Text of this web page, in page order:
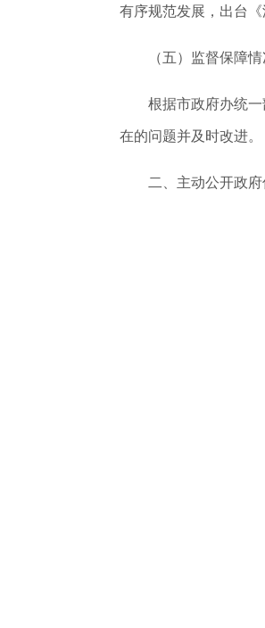
有序规范发展，出台《
（五）监督保障
根据市政府办统
在的问题并及时改进。
二、主动公开政